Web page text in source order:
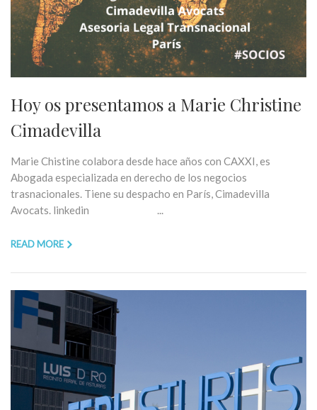
Hoy os presentamos a Marie Christine
Cimadevilla
Marie Chistine colabora desde hace años con CAXXI, es
Abogada especializada en derecho de los negocios
trasnacionales. Tiene su despacho en París, Cimadevilla
Avocats. linkedin ...
READ MORE